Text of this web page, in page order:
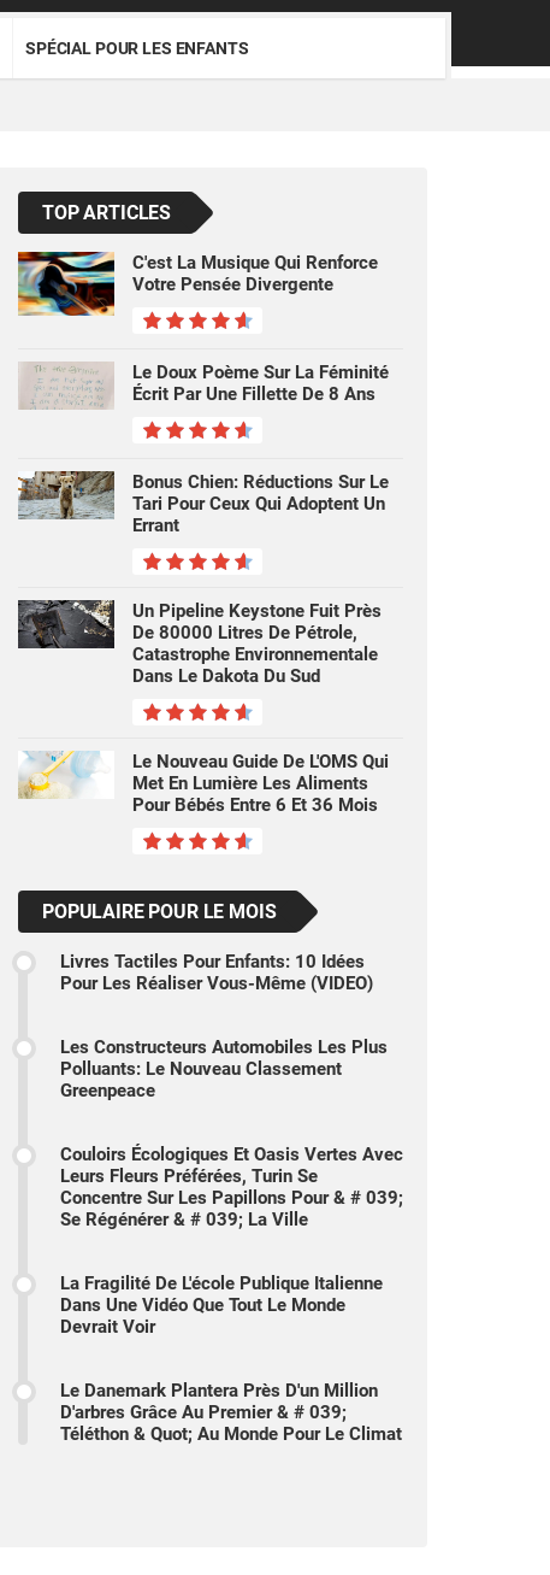
SPÉCIAL POUR LES ENFANTS
TOP ARTICLES
C'est La Musique Qui Renforce
Votre Pensée Divergente
Le Doux Poème Sur La Féminité
Écrit Par Une Fillette De 8 Ans
Bonus Chien: Réductions Sur Le
Tari Pour Ceux Qui Adoptent Un
Errant
Un Pipeline Keystone Fuit Près
De 80000 Litres De Pétrole,
Catastrophe Environnementale
Dans Le Dakota Du Sud
Le Nouveau Guide De L'OMS Qui
Met En Lumière Les Aliments
Pour Bébés Entre 6 Et 36 Mois
POPULAIRE POUR LE MOIS
Livres Tactiles Pour Enfants: 10 Idées
Pour Les Réaliser Vous-Même (VIDEO)
Les Constructeurs Automobiles Les Plus
Polluants: Le Nouveau Classement
Greenpeace
Couloirs Écologiques Et Oasis Vertes Avec
Leurs Fleurs Préférées, Turin Se
Concentre Sur Les Papillons Pour & # 039;
Se Régénérer & # 039; La Ville
La Fragilité De L'école Publique Italienne
Dans Une Vidéo Que Tout Le Monde
Devrait Voir
Le Danemark Plantera Près D'un Million
D'arbres Grâce Au Premier & # 039;
Téléthon & Quot; Au Monde Pour Le Climat